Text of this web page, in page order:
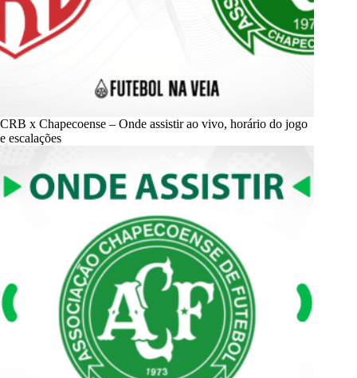
CRB x Chapecoense – Onde assistir ao vivo, horário do jogo
e escalações